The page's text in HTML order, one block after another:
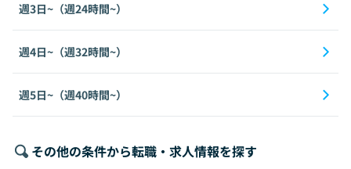
週3日~（週24時間~）
週4日~（週32時間~）
週5日~（週40時間~）
その他の条件から転職・求人情報を探す